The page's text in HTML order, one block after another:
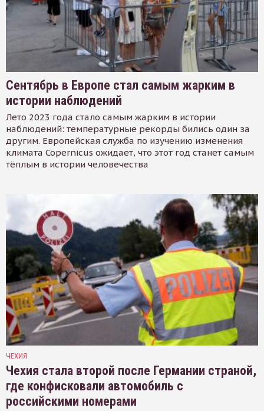
Сентябрь в Европе стал самым жарким в
истории наблюдений
Лето 2023 года стало самым жарким в истории
наблюдений: температурные рекорды бились один за
другим. Европейская служба по изучению изменения
климата Copernicus ожидает, что этот год станет самым
тёплым в истории человечества
ЧЕХИЯ
Чехия стала второй после Германии страной,
где конфисковали автомобиль с
российскими номерами